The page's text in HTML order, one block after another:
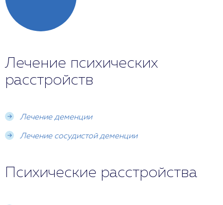
Лечение психических
расстройств
Лечение деменции
Лечение сосудистой деменции
Психические расстройства